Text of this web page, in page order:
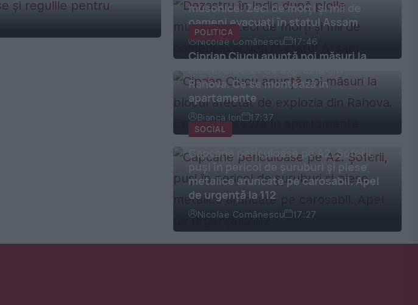
musonice: Zeci de morți și mii de
oameni evacuați în statul Assam
Nicolae Comănescu 17:46
POLITICA
Ciprian Ciucu anunță noi măsuri la
Rahova. Ce se montează în
apartamente
Bianca Ion 17:37
SOCIAL
Capcane periculoase pe A2. Șoferii,
puși în pericol de șuruburi și piese
metalice aruncate pe carosabil. Apel
de urgență la 112
Nicolae Comănescu 17:27